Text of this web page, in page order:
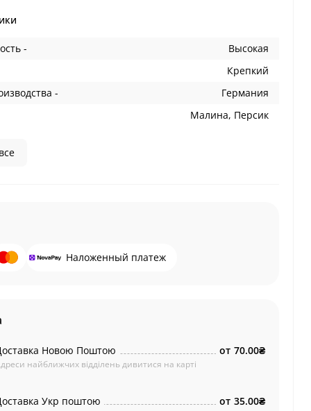
-
Высокая
Крепкий
-
Германия
Малина, Персик
Наложенный платеж
Новою Поштою
найближчих відділень дивитися на карті
от 70.00₴
Укр поштою от 35.00₴